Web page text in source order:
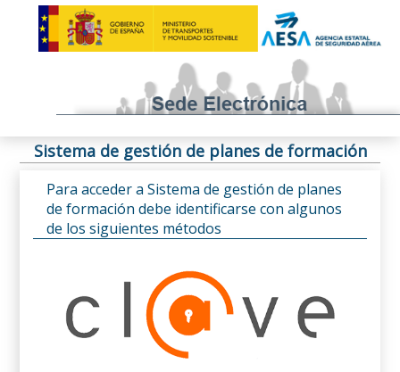
Sistema de gestión de planes de formación
Para acceder a Sistema de gestión de planes
de formación debe identificarse con algunos
de los siguientes métodos